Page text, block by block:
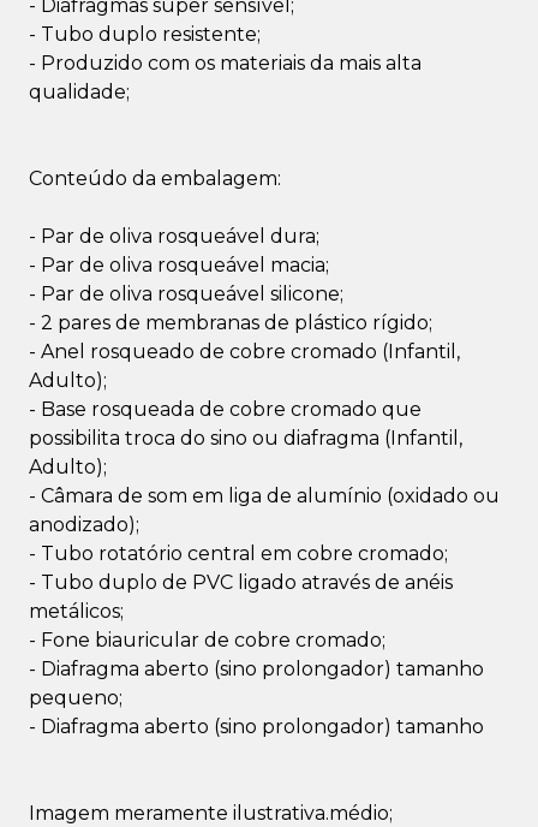
- Diafragmas super sensível;
- Tubo duplo resistente;
- Produzido com os materiais da mais alta
qualidade;
Conteúdo da embalagem:
- Par de oliva rosqueável dura;
- Par de oliva rosqueável macia;
- Par de oliva rosqueável silicone;
- 2 pares de membranas de plástico rígido;
- Anel rosqueado de cobre cromado (Infantil,
Adulto);
- Base rosqueada de cobre cromado que
possibilita troca do sino ou diafragma (Infantil,
Adulto);
- Câmara de som em liga de alumínio (oxidado ou
anodizado);
- Tubo rotatório central em cobre cromado;
- Tubo duplo de PVC ligado através de anéis
metálicos;
- Fone biauricular de cobre cromado;
- Diafragma aberto (sino prolongador) tamanho
pequeno;
- Diafragma aberto (sino prolongador) tamanho
Imagem meramente ilustrativa.médio;